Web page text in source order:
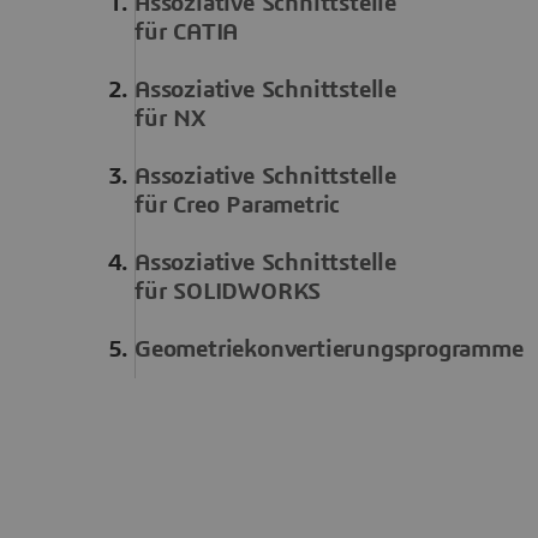
für CATIA
Assoziative Schnittstelle
für NX
Assoziative Schnittstelle
für Creo Parametric
Assoziative Schnittstelle
für SOLIDWORKS
Geometriekonvertierungsprogramme